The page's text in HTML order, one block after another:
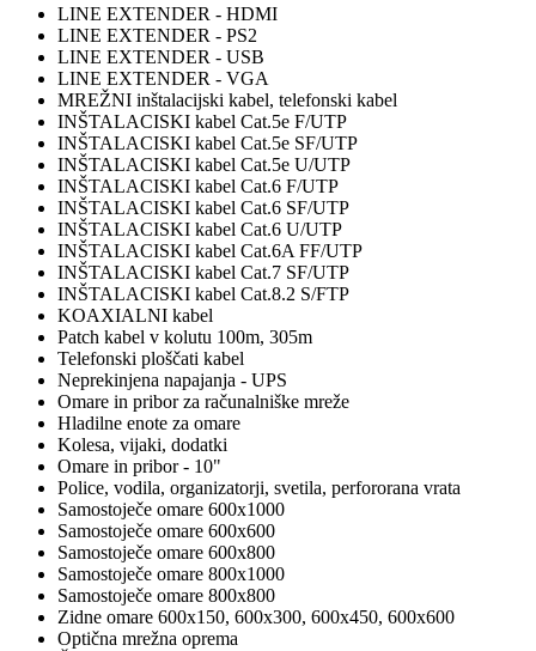
LINE EXTENDER - HDMI
LINE EXTENDER - PS2
LINE EXTENDER - USB
LINE EXTENDER - VGA
MREŽNI inštalacijski kabel, telefonski kabel
INŠTALACISKI kabel Cat.5e F/UTP
INŠTALACISKI kabel Cat.5e SF/UTP
INŠTALACISKI kabel Cat.5e U/UTP
INŠTALACISKI kabel Cat.6 F/UTP
INŠTALACISKI kabel Cat.6 SF/UTP
INŠTALACISKI kabel Cat.6 U/UTP
INŠTALACISKI kabel Cat.6A FF/UTP
INŠTALACISKI kabel Cat.7 SF/UTP
INŠTALACISKI kabel Cat.8.2 S/FTP
KOAXIALNI kabel
Patch kabel v kolutu 100m, 305m
Telefonski ploščati kabel
Neprekinjena napajanja - UPS
Omare in pribor za računalniške mreže
Hladilne enote za omare
Kolesa, vijaki, dodatki
Omare in pribor - 10"
Police, vodila, organizatorji, svetila, perfororana vrata
Samostoječe omare 600x1000
Samostoječe omare 600x600
Samostoječe omare 600x800
Samostoječe omare 800x1000
Samostoječe omare 800x800
Zidne omare 600x150, 600x300, 600x450, 600x600
Optična mrežna oprema